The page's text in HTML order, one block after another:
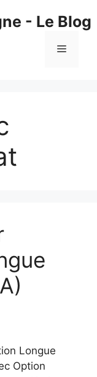
- Le Blog
Menu
Longue
Option